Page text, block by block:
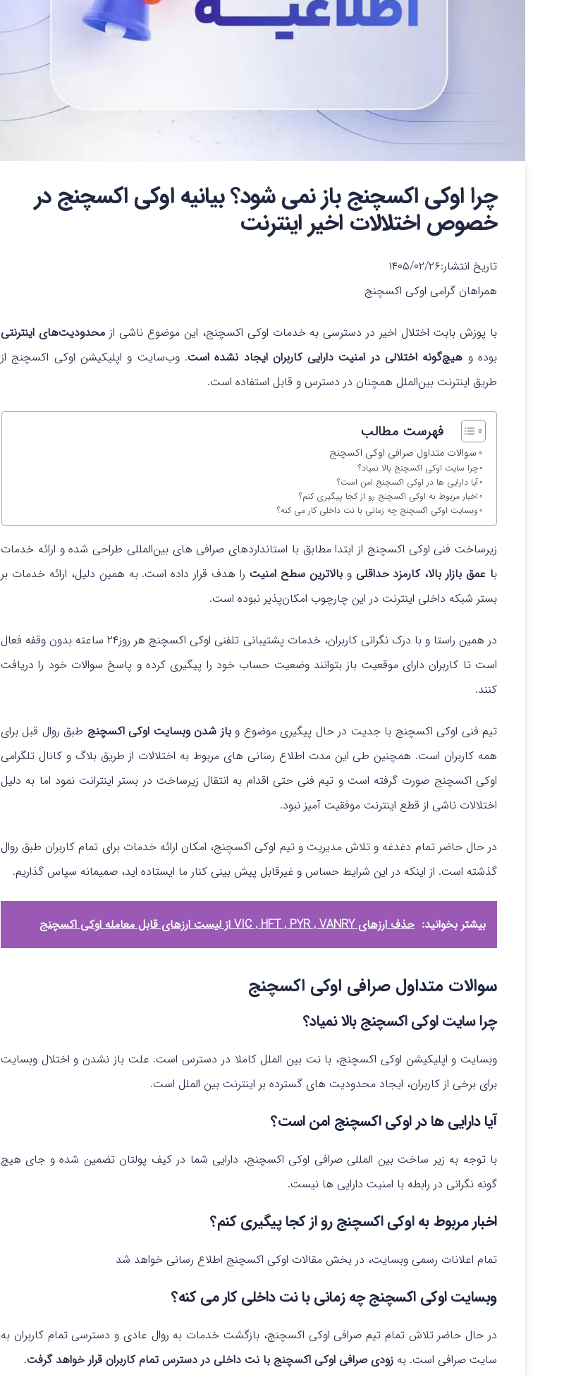
چرا اوکی اکسچنج باز نمی شود؟ بیانیه اوکی‌ اکسچنج در
خصوص اختلالات اخیر اینترنت
تاریخ انتشار:۱۴۰۵/۰۲/۲۶
همراهان گرامی اوکی اکسچنج
با پوزش بابت اختلال اخیر در دسترسی به خدمات اوکی‌ اکسچنج، این موضوع ناشی ازمحدودیت‌های اینترنتی
بوده و هیچ‌گونه اختلالی در امنیت دارایی کاربران ایجاد نشده است. وب‌سایت و اپلیکیشن اوکی‌ اکسچنج از
طریق اینترنت بین‌الملل همچنان در دسترس و قابل استفاده است.
فهرست مطالب
سوالات متداول صرافی اوکی اکسچنج
چرا سایت اوکی اکسچنج بالا نمیاد؟
آیا دارایی ها در اوکی اکسچنج امن است؟
اخبار مربوط به اوکی اکسچنج رو از کجا پیگیری کنم؟
وبسایت اوکی اکسچنج چه زمانی با نت داخلی کار می کنه؟
زیرساخت فنی اوکی‌ اکسچنج از ابتدا مطابق با استانداردهای صرافی‌ های بین‌المللی طراحی شده و ارائه خدمات
با عمق بازار بالا، کارمزد حداقلی و بالاترین سطح امنیت را هدف قرار داده است. به همین دلیل، ارائه خدمات بر
بستر شبکه داخلی اینترنت در این چارچوب امکان‌پذیر نبوده است.
در همین راستا و با درک نگرانی کاربران، خدمات پشتیبانی تلفنی اوکی‌ اکسچنج هر روز۲۴ ساعته بدون وقفه فعال
است تا کاربران دارای موقعیت باز بتوانند وضعیت حساب خود را پیگیری کرده و پاسخ سوالات خود را دریافت
کنند.
تیم فنی اوکی‌ اکسچنج با جدیت در حال پیگیری موضوع و باز شدن وبسایت اوکی اکسچنج طبق روال قبل برای
همه کاربران است. همچنین طی این مدت اطلاع رسانی های مربوط به اختلالات از طریق بلاگ و کانال تلگرامی
اوکی اکسچنج صورت گرفته است و تیم فنی حتی اقدام به انتقال زیرساخت در بستر اینترانت نمود اما به دلیل
اختلالات ناشی از قطع اینترنت موفقیت آمیز نبود.
در حال حاضر تمام دغدغه و تلاش مدیریت و تیم اوکی اکسچنج، امکان ارائه خدمات برای تمام کاربران طبق روال
گذشته است. از اینکه در این شرایط حساس و غیرقابل پیش بینی کنار ما ایستاده اید، صمیمانه سپاس گذاریم.
بیشتر بخوانید: حذف ارزهای VIC , HFT , PYR , VANRY از لیست ارزهای قابل معامله اوکی اکسچنج
سوالات متداول صرافی اوکی اکسچنج
چرا سایت اوکی اکسچنج بالا نمیاد؟
وبسایت و اپلیکیشن اوکی اکسچنج، با نت بین الملل کاملا در دسترس است. علت باز نشدن و اختلال وبسایت
برای برخی از کاربران، ایجاد محدودیت های گسترده بر اینترنت بین الملل است.
آیا دارایی ها در اوکی اکسچنج امن است؟
با توجه به زیر ساخت بین المللی صرافی اوکی اکسچنج، دارایی شما در کیف پولتان تضمین شده و جای هیچ
گونه نگرانی در رابطه با امنیت دارایی ها نیست.
اخبار مربوط به اوکی اکسچنج رو از کجا پیگیری کنم؟
تمام اعلانات رسمی وبسایت، در بخش مقالات اوکی اکسچنج اطلاع رسانی خواهد شد
وبسایت اوکی اکسچنج چه زمانی با نت داخلی کار می کنه؟
در حال حاضر تلاش تمام تیم صرافی اوکی اکسچنج، بازگشت خدمات به روال عادی و دسترسی تمام کاربران به
سایت صرافی است. به زودی صرافی اوکی اکسچنج با نت داخلی در دسترس تمام کاربران قرار خواهد گرفت.